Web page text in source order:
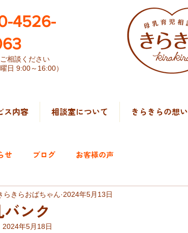
4526-
相談ください
日 9:00～16:00）
ス内容 相談室について きらきらの想い
せ ブログ お客様の声
バンク
らきらおばちゃん 2024年5月13日
2024年5月18日